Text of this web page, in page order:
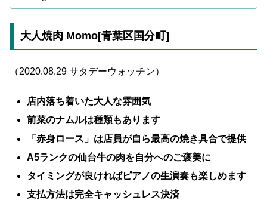
大人焼肉 Momo[青葉区国分町]
（2020.08.29 サタデーウォッチン）
店内落ち着いた大人な雰囲気
前菜のナムルは種類もあります
「赤身ロース」は店員が自ら最高の焼き具合で提供
A5ランクの仙台牛の肉を自分へのご褒美に
タイミングが良ければピアノの生演奏も楽しめます
支払方法は完全キャッシュレス決済